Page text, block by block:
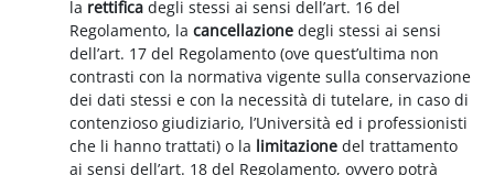
la rettificadegli stessi ai sensi dell’art. 16 del
Regolamento, lacancellazione degli stessi ai sensi
dell’art. 17 del Regolamento (ove quest’ultima non
contrasti con la normativa vigente sulla conservazione
dei dati stessi e con la necessità di tutelare, in caso di
contenzioso giudiziario, l’Università ed i professionisti
che li hanno trattati) o la limitazione del trattamento
ai sensi dell’art. 18 del Regolamento, ovvero potrà